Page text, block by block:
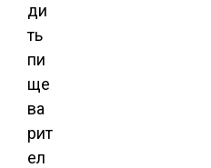
ди
ть
пи
ще
ва
рит
ел